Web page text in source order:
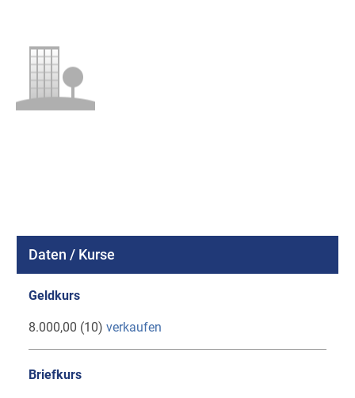
Daten / Kurse
Geldkurs
8.000,00 (10) verkaufen
Briefkurs